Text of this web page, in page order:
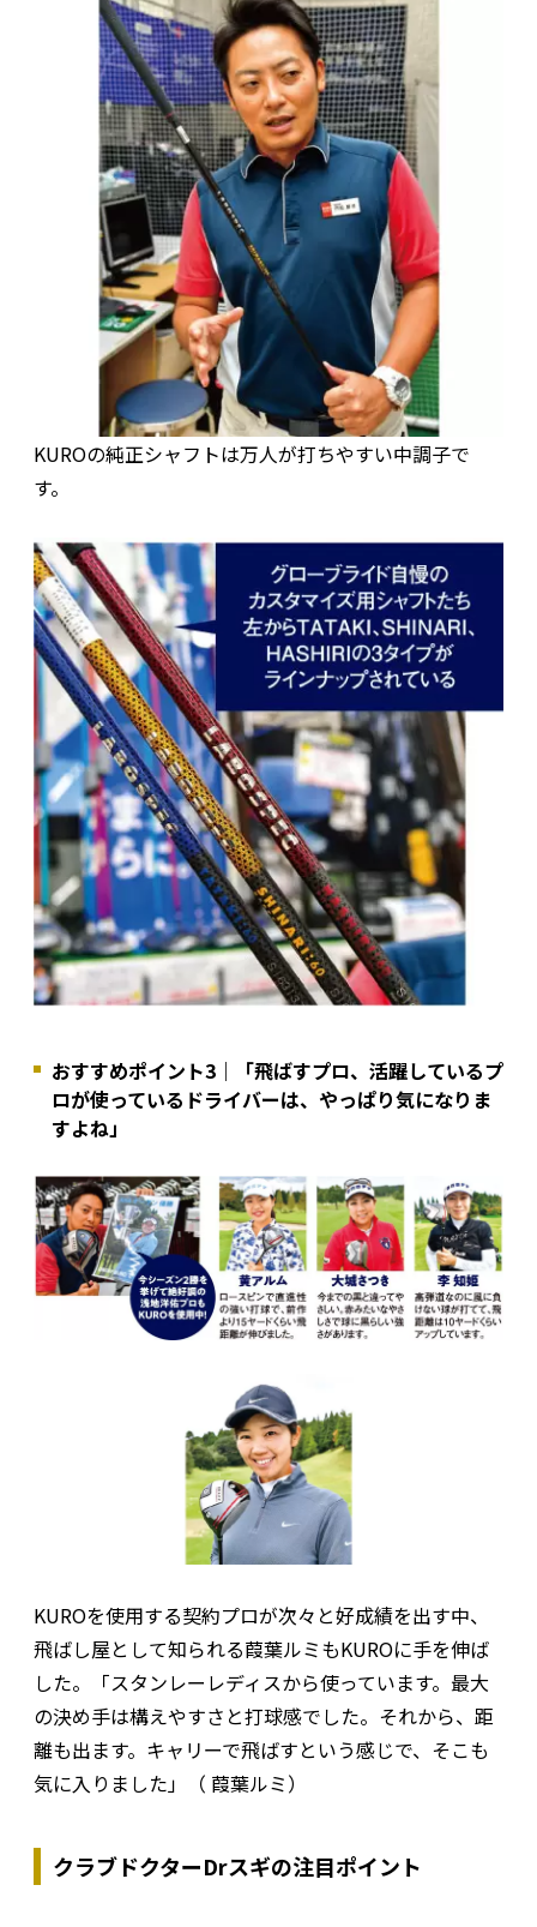
KUROの純正シャフトは万人が打ちやすい中調子で
す。
おすすめポイント3｜「飛ばすプロ、活躍しているプ
ロが使っているドライバーは、やっぱり気になりま
すよね」
KUROを使用する契約プロが次々と好成績を出す中、
飛ばし屋として知られる葭葉ルミもKUROに手を伸ば
した。「スタンレーレディスから使っています。最大
の決め手は構えやすさと打球感でした。それから、距
離も出ます。キャリーで飛ばすという感じで、そこも
気に入りました」（ 葭葉ルミ）
クラブドクターDrスギの注目ポイント